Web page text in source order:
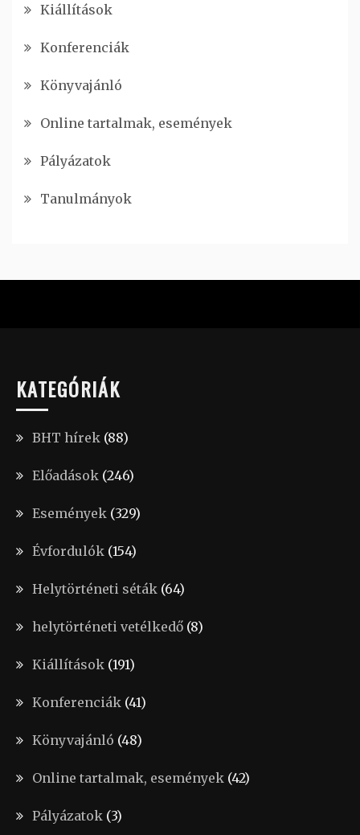
Kiállítások
Konferenciák
Könyvajánló
Online tartalmak, események
Pályázatok
Tanulmányok
KATEGÓRIÁK
BHT hírek (88)
Előadások (246)
Események (329)
Évfordulók (154)
Helytörténeti séták (64)
helytörténeti vetélkedő (8)
Kiállítások (191)
Konferenciák (41)
Könyvajánló (48)
Online tartalmak, események (42)
Pályázatok (3)